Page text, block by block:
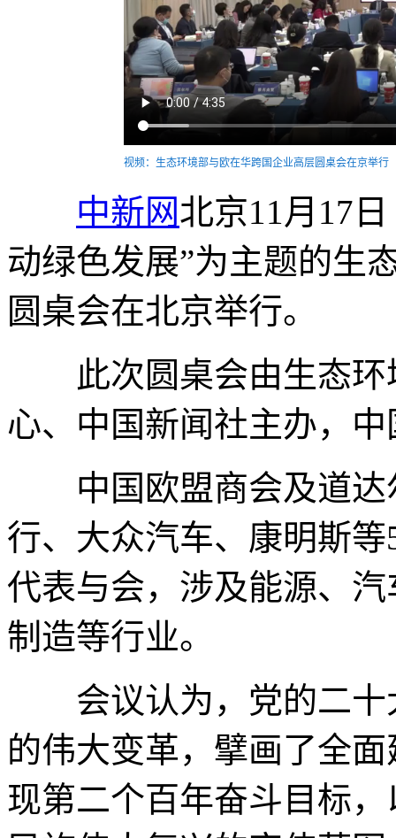
视频：生态环境部与欧在华跨国企业高层圆桌会在京举行
中新网北京11月17
动绿色发展”为主题的生
圆桌会在北京举行。
此次圆桌会由生态环
心、中国新闻社主办，
中国欧盟商会及道达
行、大众汽车、康明斯
代表与会，涉及能源、
制造等行业。
会议认为，党的二十
的伟大变革，擘画了全
现第二个百年奋斗目标